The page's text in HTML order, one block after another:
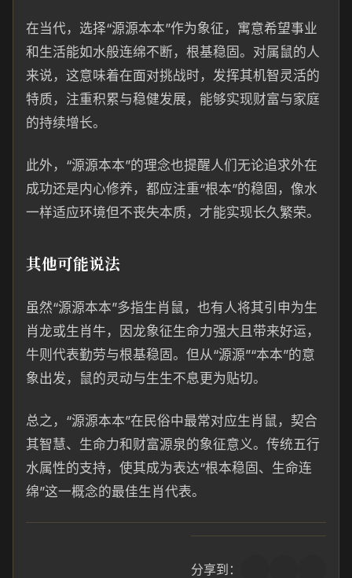
在当代，选择“源源本本”作为象征，寓意希望事业
和生活能如水般连绵不断，根基稳固。对属鼠的人
来说，这意味着在面对挑战时，发挥其机智灵活的
特质，注重积累与稳健发展，能够实现财富与家庭
的持续增长。
此外，“源源本本”的理念也提醒人们无论追求外在
成功还是内心修养，都应注重“根本”的稳固，像水
一样适应环境但不丧失本质，才能实现长久繁荣。
其他可能说法
虽然“源源本本”多指生肖鼠，也有人将其引申为生
肖龙或生肖牛，因龙象征生命力强大且带来好运，
牛则代表勤劳与根基稳固。但从“源源”“本本”的意
象出发，鼠的灵动与生生不息更为贴切。
总之，“源源本本”在民俗中最常对应生肖鼠，契合
其智慧、生命力和财富源泉的象征意义。传统五行
水属性的支持，使其成为表达“根本稳固、生命连
绵”这一概念的最佳生肖代表。
分享到：